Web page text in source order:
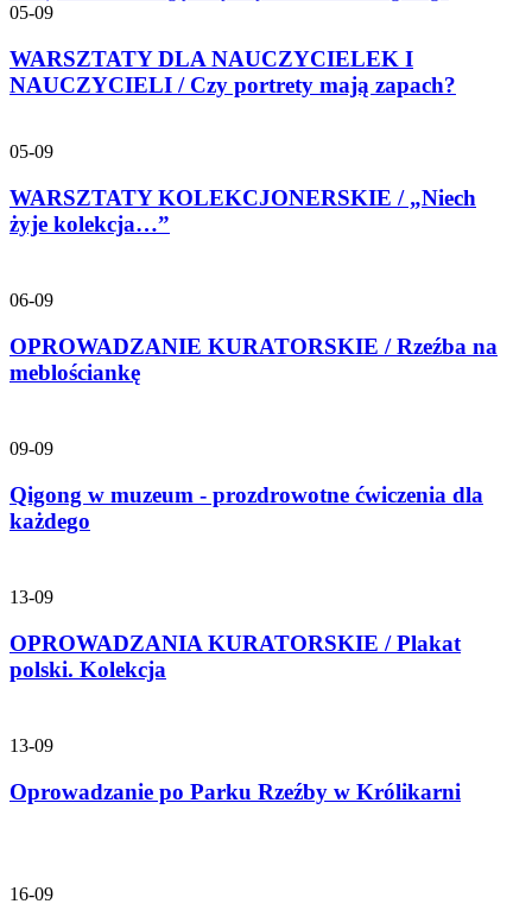
05-09
WARSZTATY DLA NAUCZYCIELEK I
NAUCZYCIELI / Czy portrety mają zapach?
05-09
WARSZTATY KOLEKCJONERSKIE / „Niech
żyje kolekcja…”
06-09
OPROWADZANIE KURATORSKIE / Rzeźba na
meblościankę
09-09
Qigong w muzeum - prozdrowotne ćwiczenia dla
każdego
13-09
OPROWADZANIA KURATORSKIE / Plakat
polski. Kolekcja
13-09
Oprowadzanie po Parku Rzeźby w Królikarni
16-09